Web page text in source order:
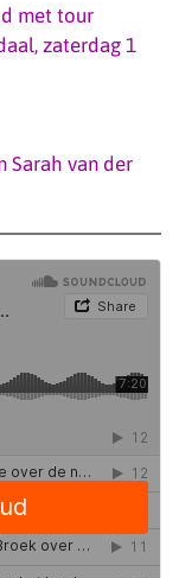
met tour
zaterdag 1
Sarah van der